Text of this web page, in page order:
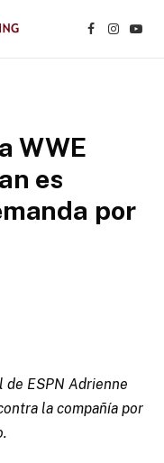
Facebook
WWE
es
por
de ESPN Adrienne
la compañía por